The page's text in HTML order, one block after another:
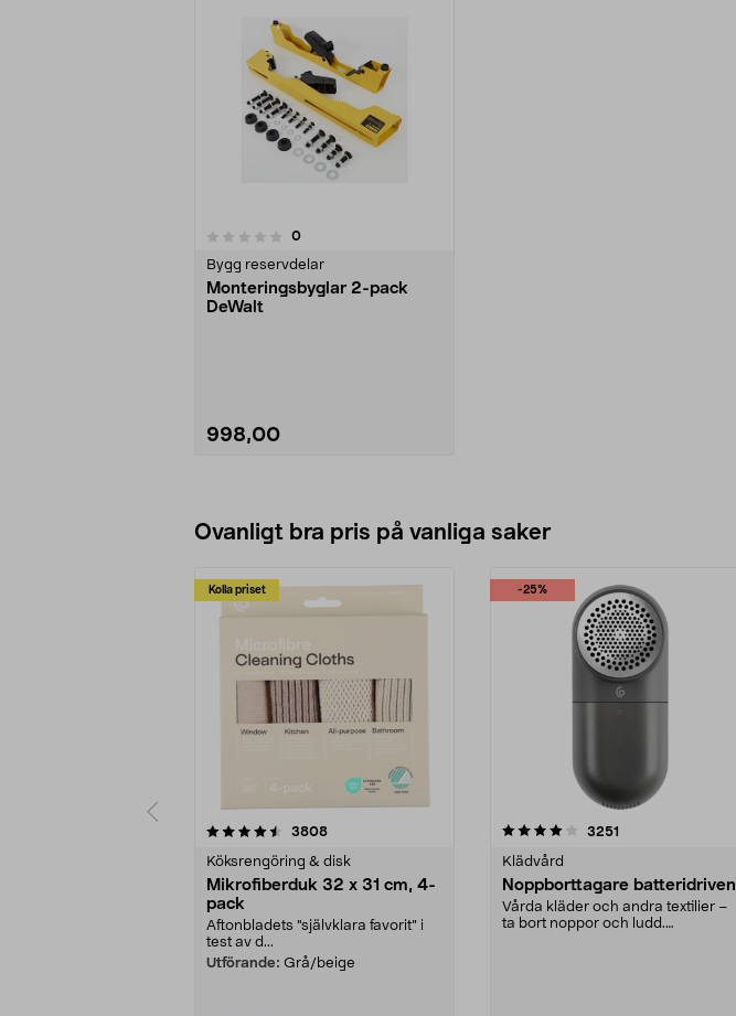
0recensioner
Bygg reservdelar
Monteringsbyglar 2-pack
DeWalt
998,00
Ovanligt bra pris på vanliga saker
Kolla priset
3808recensioner
Köksrengöring & disk
Mikrofiberduk 32 x 31 cm, 4-
pack
Aftonbladets "självklara favorit” i
test av d...
Utförande: Grå/beige
-25%
4.0av 5 stjärnor 3251
Klädvård
Noppborttagare batteridriven
Vårda kläder och andra textilier –
ta bort noppor och ludd.
4.5av 5 stjärnor